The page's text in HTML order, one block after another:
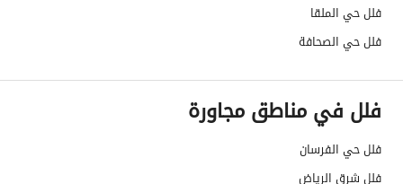
رقم صك الملكية
حدود واطوال العقار
-
الضمانات والمدة
فلل حي الملقا
فلل حي الصحافة
فلل في مناطق مجاورة
فلل حي الفرسان
فلل شرق الرياض